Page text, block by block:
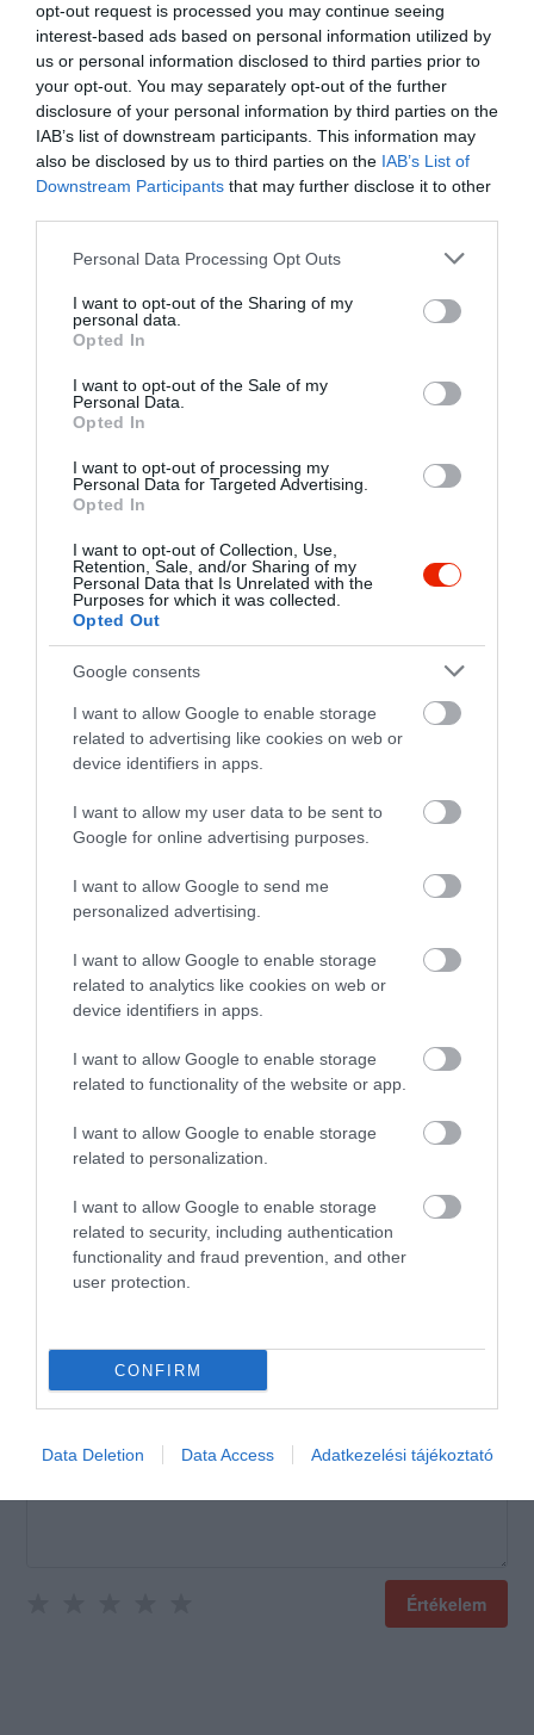
opt-out request is processed you may continue seeing
interest-based ads based on personal information utilized by
us or personal information disclosed to third parties prior to
your opt-out. You may separately opt-out of the further
disclosure of your personal information by third parties on the
IAB’s list of downstream participants. This information may
also be disclosed by us to third parties on the IAB’s List of
Downstream Participants that may further disclose it to other
Please note that this website/app uses one or more Google
not limited to your visit or usage behaviour. You may click to
grant or deny consent to Google and its third-party tags to
use your data for below specified purposes in below Google
consent section.
Personal Data Processing Opt Outs
I want to opt-out of the Sharing of my
personal data.
Opted In
I want to opt-out of the Sale of my
Personal Data.
Opted In
I want to opt-out of processing my
Personal Data for Targeted Advertising.
Opted In
I want to opt-out of Collection, Use,
Retention, Sale, and/or Sharing of my
Personal Data that Is Unrelated with the
Purposes for which it was collected.
Opted Out
Google consents
I want to allow Google to enable storage
related to advertising like cookies on web or
device identifiers in apps.
I want to allow my user data to be sent to
Google for online advertising purposes.
I want to allow Google to send me
personalized advertising.
I want to allow Google to enable storage
related to analytics like cookies on web or
device identifiers in apps.
I want to allow Google to enable storage
related to functionality of the website or app.
I want to allow Google to enable storage
related to personalization.
I want to allow Google to enable storage
related to security, including authentication
functionality and fraud prevention, and other
user protection.
CONFIRM
Data Deletion Data Access Adatkezelési tájékoztató
Probléma jelentése Te vagy a tulajdonos?
Értékelések Értékeld Te is
5.0
Összesen 1
5 1
4 0
2 0
Varga Timea
Mi hamburgeres és gyrosos
pizzát ettünk ismerősünk hívott
meg mivel úgyis évfordulók
volt airsoft versenyünk után
kiszolgálás is nagyon jó
kedvesek és nagyon finom az
étel köszönjük nekik.
Értékeld Te is!
Értékelem